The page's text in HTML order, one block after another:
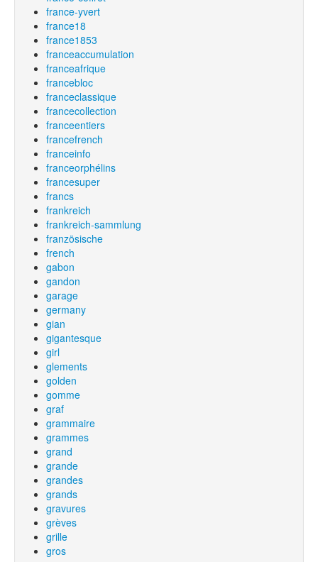
france-yvert
france18
france1853
franceaccumulation
franceafrique
francebloc
franceclassique
francecollection
franceentiers
francefrench
franceinfo
franceorphélins
francesuper
francs
frankreich
frankreich-sammlung
französische
french
gabon
gandon
garage
germany
gian
gigantesque
girl
glements
golden
gomme
graf
grammaire
grammes
grand
grande
grandes
grands
gravures
grèves
grille
gros